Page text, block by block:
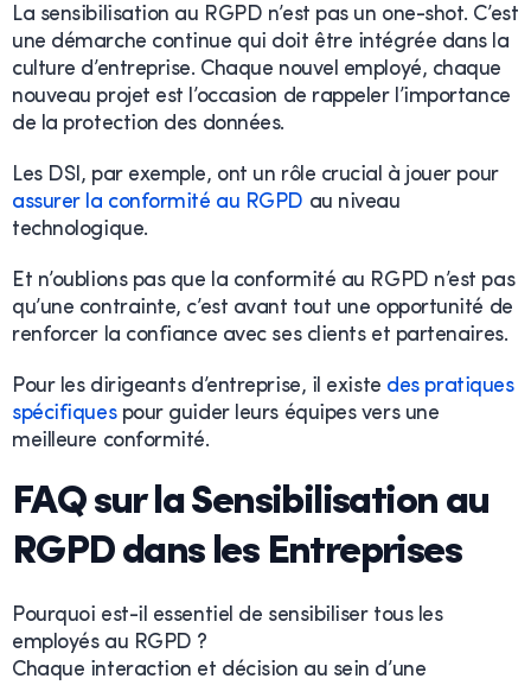
La sensibilisation au RGPD n’est pas un one-shot. C’est
une démarche continue qui doit être intégrée dans la
culture d’entreprise. Chaque nouvel employé, chaque
nouveau projet est l’occasion de rappeler l’importance
de la protection des données.
Les DSI, par exemple, ont un rôle crucial à jouer pour
assurer la conformité au RGPD au niveau
technologique.
Et n’oublions pas que la conformité au RGPD n’est pas
qu’une contrainte, c’est avant tout une opportunité de
renforcer la confiance avec ses clients et partenaires.
Pour les dirigeants d’entreprise, il existe des pratiques
spécifiquespour guider leurs équipes vers une
meilleure conformité.
FAQ sur la Sensibilisation au
RGPD dans les Entreprises
Pourquoi est-il essentiel de sensibiliser tous les
employés au RGPD ?
Chaque interaction et décision au sein d’une